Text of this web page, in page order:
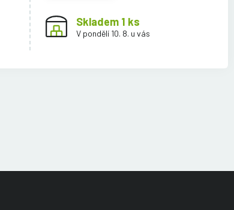
Skladem 1 ks
V pondělí 10. 8. u vás